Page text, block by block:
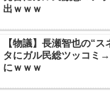
出ｗｗｗ
【物議】長瀬智也の“ス
タにガル民総ツッコミ
にｗｗｗ